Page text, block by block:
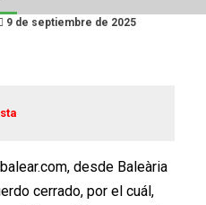
9 de septiembre de 2025
desde Baleària
cerrado, por el cuál,